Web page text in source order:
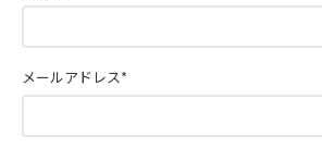
メールアドレス*